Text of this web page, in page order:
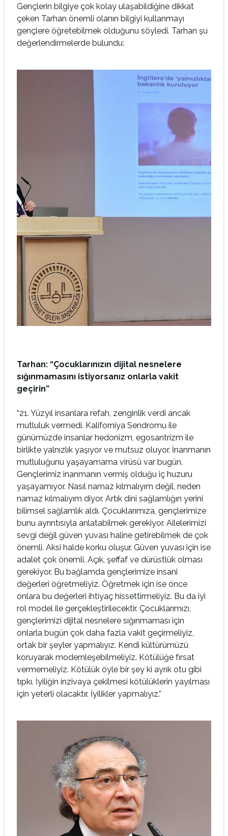
Gençlerin bilgiye çok kolay ulaşabildiğine dikkat
çeken Tarhan önemli olanın bilgiyi kullanmayı
gençlere öğretebilmek olduğunu söyledi. Tarhan şu
değerlendirmelerde bulundu:
Tarhan: “Çocuklarınızın dijital nesnelere
sığınmamasını istiyorsanız onlarla vakit
geçirin”
“21. Yüzyıl insanlara refah, zenginlik verdi ancak
mutluluk vermedi. Kaliforniya Sendromu ile
günümüzde insanlar hedonizm, egosantrizm ile
birlikte yalnızlık yaşıyor ve mutsuz oluyor. İnanmanın
mutluluğunu yaşayamama virüsü var bugün.
Gençlerimiz inanmanın vermiş olduğu iç huzuru
yaşayamıyor. Nasıl namaz kılmalıyım değil, neden
namaz kılmalıyım diyor. Artık dini sağlamlığın yerini
bilimsel sağlamlık aldı. Çocuklarımıza, gençlerimize
bunu ayrıntısıyla anlatabilmek gerekiyor. Ailelerimizi
sevgi değil güven yuvası haline getirebilmek de çok
önemli. Aksi halde korku oluşur. Güven yuvası için ise
adalet çok önemli. Açık, şeffaf ve dürüstlük olması
gerekiyor. Bu bağlamda gençlerimize insani
değerleri öğretmeliyiz. Öğretmek için ise önce
onlara bu değerleri ihtiyaç hissettirmeliyiz. Bu da iyi
rol model ile gerçekleştirilecektir. Çocuklarımızı,
gençlerimizi dijital nesnelere sığınmaması için
onlarla bugün çok daha fazla vakit geçirmeliyiz,
ortak bir şeyler yapmalıyız. Kendi kültürümüzü
koruyarak modernleşebilmeliyiz. Kötülüğe fırsat
vermemeliyiz. Kötülük öyle bir şey ki ayrık otu gibi
tıpkı. İyiliğin inzivaya çekilmesi kötülüklerin yayılması
için yeterli olacaktır. İyilikler yapmalıyız.”